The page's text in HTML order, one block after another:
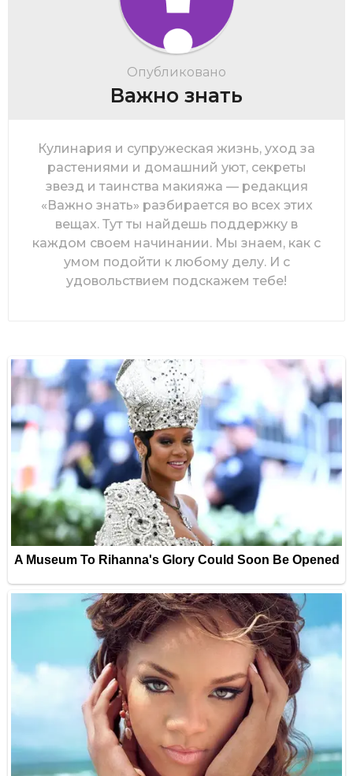
Опубликовано
Важно знать
Кулинария и супружеская жизнь, уход за
растениями и домашний уют, секреты
звезд и таинства макияжа — редакция
«Важно знать» разбирается во всех этих
вещах. Тут ты найдешь поддержку в
каждом своем начинании. Мы знаем, как с
умом подойти к любому делу. И с
удовольствием подскажем тебе!